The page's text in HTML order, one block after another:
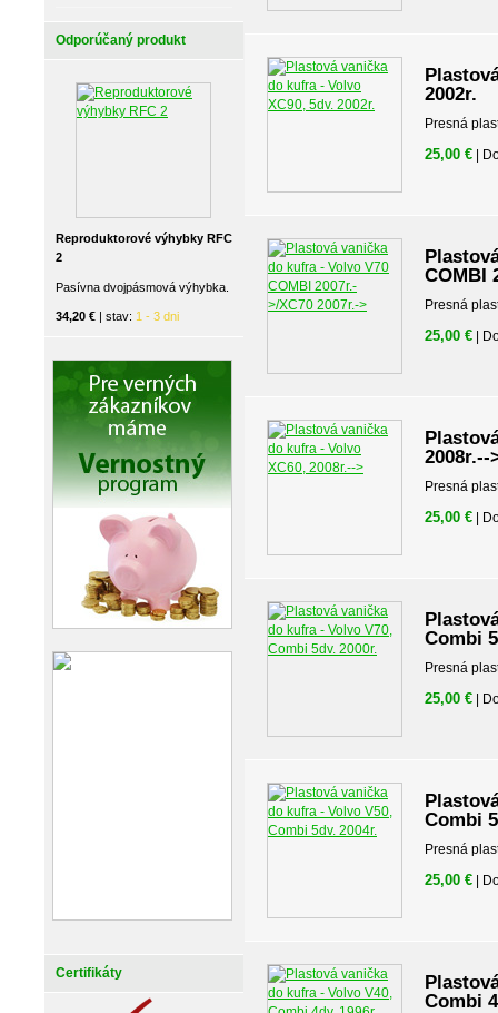
Odporúčaný produkt
Reproduktorové výhybky RFC
2
Pasívna dvojpásmová výhybka.
34,20 € | stav: 1 - 3 dni
Certifikáty
2002r.
Presná
25,00 € |
COMBI
Presná
25,00 € |
2008r.--
Presná
25,00 € |
Combi
Presná
25,00 € |
Combi
Presná
25,00 € |
Combi